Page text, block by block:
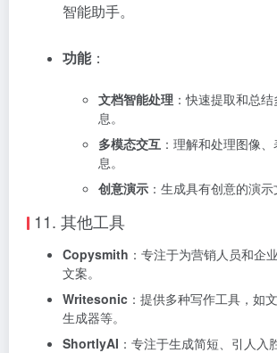
智能助手。
功能：
文档智能处理 ：快速提取和总
息。
多模态交互 ：理解和处理图像
息。
创意演示 ：生成具有创意的演示
11. 其他工具
Copysmith ：专注于为营销人员和企
文案。
Writesonic ：提供多种写作工具，如
生成器等。
ShortlyAI ：专注于生成简短、引人入